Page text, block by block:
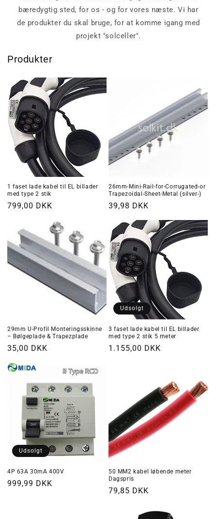
bæredygtig sted, for os - og for vores næste. Vi har
de produkter du skal bruge, for at komme igang med
projekt "solceller".
Produkter
1 faset lade kabel til EL billader
med type 2 stik
Normalpris
799,00 DKK
26mm-Mini-Rail-for-Corrugated-or
Trapezoidal-Sheet-Metal (silver-)
Normalpris
39,98 DKK
29mm U-Profil Monteringsskinne
– Bølgeplade & Trapezplade
Normalpris
35,00 DKK
Udsolgt
3 faset lade kabel til EL billader
med type 2 stik 5 meter
Normalpris
1.155,00 DKK
Udsolgt
4P 63A 30mA 400V
Normalpris
999,99 DKK
50 MM2 kabel løbende meter
Dagspris
Normalpris
79,85 DKK